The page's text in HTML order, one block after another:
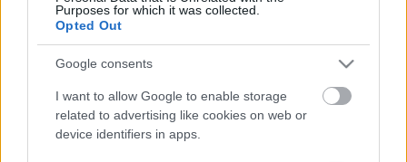
Purposes for which it was collected.
Opted Out
Google consents
I want to allow Google to enable storage
related to advertising like cookies on web or
device identifiers in apps.
Belátom, régen volt hír, mégis írni kell róla, mert
állatorvosi ló. Ugye mindenki által ismert probléma,
hogy a távfűtéssel rendelkező házak (nagy része
panel) fűtési költsége irreálisan magas, télen nem
ritkák a 40-50 ezres számlák sem. A helyzet nyilván
megoldásért…